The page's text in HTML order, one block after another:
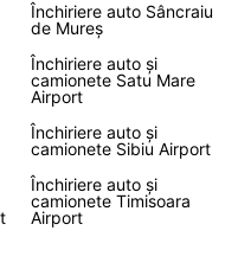
Închiriere auto Sâncraiu
de Mureș
Închiriere auto și
camionete Satu Mare
Airport
Închiriere auto și
camionete Sibiu Airport
Închiriere auto și
camionete Timisoara
Airport